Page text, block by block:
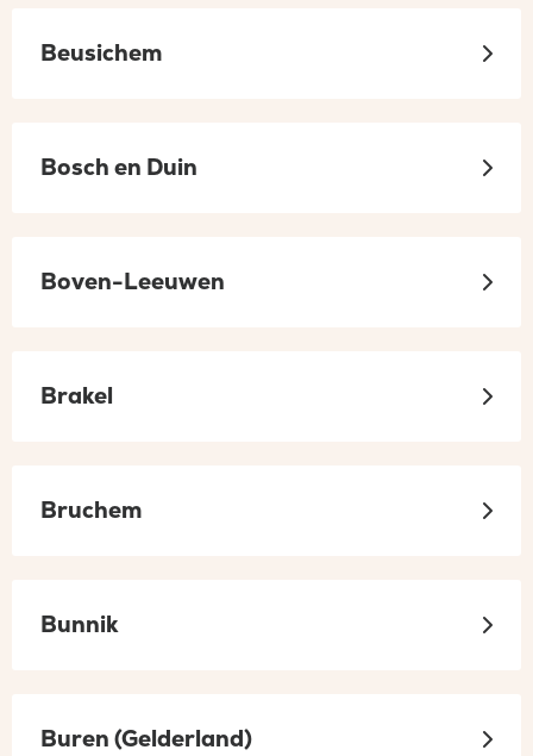
Beusichem
Bosch en Duin
Boven-Leeuwen
Brakel
Bruchem
Bunnik
Buren (Gelderland)